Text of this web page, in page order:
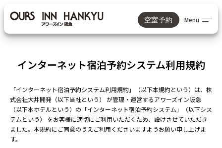
空室予約 Menu
公式サイトからのご予約が最もお得！
宿泊予定日
インターネット宿泊予約システム利用規約
「インターネット宿泊予約システム利用規約」（以下本規約という）は、株
式会社大井開発（以下当社という） が管理・運営するアワーズイン阪急
（以下本ホテルという）の「インターネット宿泊予約システム」（以下シス
テムという） をお客様に適切にご利用いただくため、設けさせていただき
ました。本規約にご同意のうえご利用くださいますようお願い申し上げま
す。